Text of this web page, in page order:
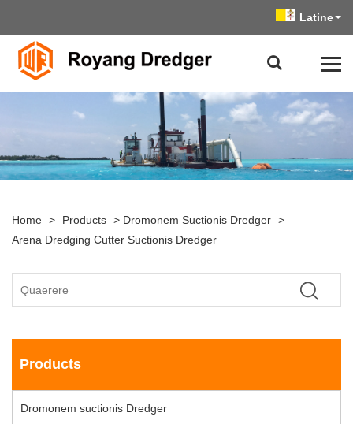
Latine
Home > Products > Dromonem Suctionis Dredger >
Arena Dredging Cutter Suctionis Dredger
Products
Dromonem suctionis Dredger